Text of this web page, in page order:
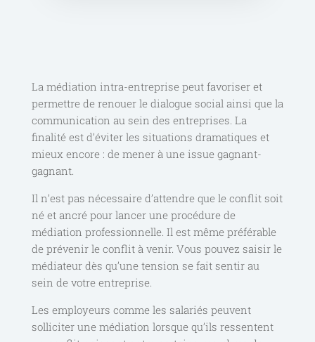
La médiation intra-entreprise peut favoriser et
permettre de renouer le dialogue social ainsi que la
communication au sein des entreprises. La
finalité est d’éviter les situations dramatiques et
mieux encore : de mener à une issue gagnant-
gagnant.
Il n’est pas nécessaire d’attendre que le conflit soit
né et ancré pour lancer une procédure de
médiation professionnelle. Il est même préférable
de prévenir le conflit à venir. Vous pouvez saisir le
médiateur dès qu’une tension se fait sentir au
sein de votre entreprise.
Les employeurs comme les salariés peuvent
solliciter une médiation lorsque qu’ils ressentent